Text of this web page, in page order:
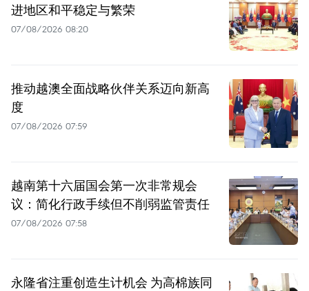
进地区和平稳定与繁荣
07/08/2026 08:20
推动越澳全面战略伙伴关系迈向新高
度
07/08/2026 07:59
越南第十六届国会第一次非常规会
议：简化行政手续但不削弱监管责任
07/08/2026 07:58
永隆省注重创造生计机会 为高棉族同